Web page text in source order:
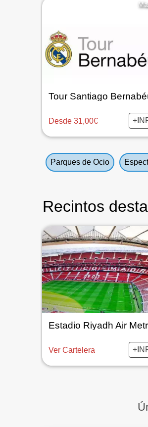
Tour Santiago
Desde 31,00€
Parques de Ocio
Recintos
Ver Cartelera